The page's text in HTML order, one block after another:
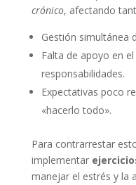
crónico, afectando
Gestión simultánea
Falta de apoyo en
responsabilidades.
Expectativas poco
«hacerlo todo».
Para contrarrestar
implementar
manejar el estrés y la